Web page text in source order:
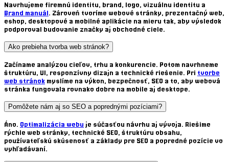
Navrhujeme firemnú identitu, brand, logo, vizuálnu identitu a
Brand manuál. Zároveň tvoríme webové stránky, prezentačný web,
eshop, desktopové a mobilné aplikácie na mieru tak, aby výsledok
podporoval budovanie značky aj obchodné ciele.
Ako prebieha tvorba web stránok?
Začíname analýzou cieľov, trhu a konkurencie. Potom navrhneme
štruktúru, UI, responzívny dizajn a technické riešenie. Pri tvorbe
web stránok myslíme na výkon, bezpečnosť, SEO a to, aby webová
stránka fungovala rovnako dobre na mobile aj desktope.
Pomôžete nám aj so SEO a poprednými pozíciami?
Áno. Optimalizácia webu je súčasťou návrhu aj vývoja. Riešime
rýchle web stránky, technické SEO, štruktúru obsahu,
používateľskú skúsenosť a základy pre SEO a popredné pozície vo
vyhľadávaní.